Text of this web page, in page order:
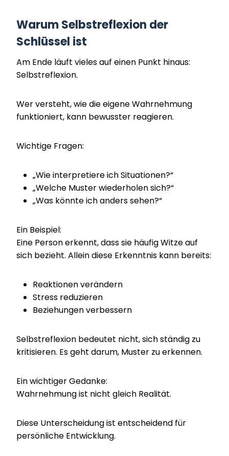
Warum Selbstreflexion der
Schlüssel ist
Am Ende läuft vieles auf einen Punkt hinaus:
Selbstreflexion.
Wer versteht, wie die eigene Wahrnehmung
funktioniert, kann bewusster reagieren.
Wichtige Fragen:
„Wie interpretiere ich Situationen?“
„Welche Muster wiederholen sich?“
„Was könnte ich anders sehen?“
Ein Beispiel:
Eine Person erkennt, dass sie häufig Witze auf
sich bezieht. Allein diese Erkenntnis kann bereits:
Reaktionen verändern
Stress reduzieren
Beziehungen verbessern
Selbstreflexion bedeutet nicht, sich ständig zu
kritisieren. Es geht darum, Muster zu erkennen.
Ein wichtiger Gedanke:
Wahrnehmung ist nicht gleich Realität.
Diese Unterscheidung ist entscheidend für
persönliche Entwicklung.